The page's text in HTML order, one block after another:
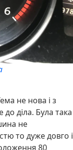
не нова і з
діла. Була така
не
то дуже довго і
80